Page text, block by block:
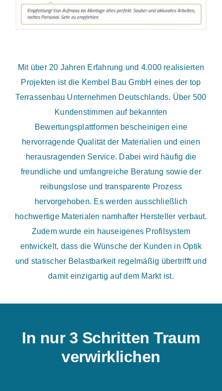
Mit über 20 Jahren Erfahrung und 4.000 realisierten
Projekten ist die Kembel Bau GmbH eines der top
Terrassenbau Unternehmen Deutschlands. Über 500
Kundenstimmen auf bekannten
Bewertungsplattformen bescheinigen eine
hervorragende Qualität der Materialien und einen
herausragenden Service. Dabei wird häufig die
freundliche und umfangreiche Beratung sowie der
reibungslose und transparente Prozess
hervorgehoben. Es werden ausschließlich
hochwertige Materialen namhafter Hersteller verbaut.
Zudem wurde ein hauseigenes Profilsystem
entwickelt, dass die Wünsche der Kunden in Optik
und statischer Belastbarkeit regelmäßig übertrifft und
damit einzigartig auf dem Markt ist.
In nur 3 Schritten Traum
verwirklichen